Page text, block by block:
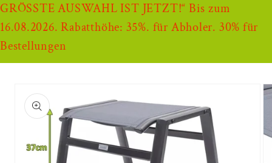
GRÖSSTE AUSWAHL IST JETZT!“ Bis zum
16.08.2026. Rabatthöhe: 35%. für Abholer. 30% für
Bestellungen